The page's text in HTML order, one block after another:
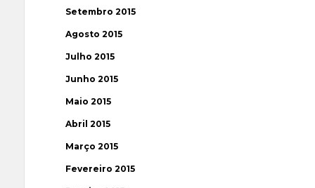
Setembro 2015
Agosto 2015
Julho 2015
Junho 2015
Maio 2015
Abril 2015
Março 2015
Fevereiro 2015